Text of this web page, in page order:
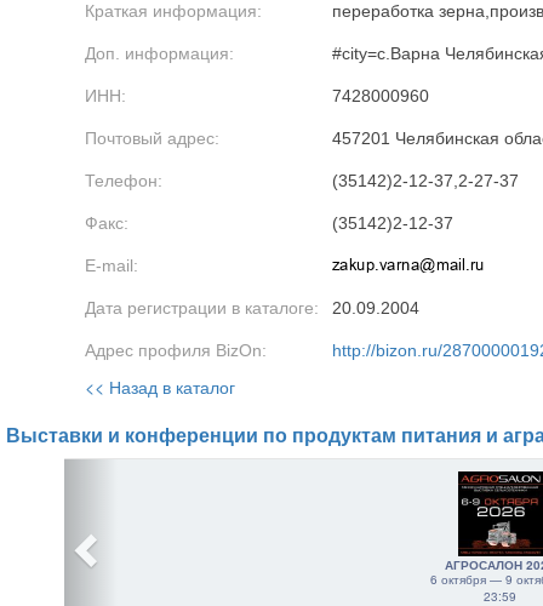
Краткая информация: переработка
Доп. информация: #city=с.Варна
ИНН: 7428000960
Почтовый адрес: 457201 Челябинская
Телефон: (35142)2-12-37,2-27-37
Факс: (35142)2-12-37
E-mail:
Дата регистрации в каталоге: 20.09.2004
Адрес профиля BizOn: http://bizon.ru/
<< Назад в каталог
Выставки и конференции по продуктам питания и
АГРОСАЛОН
6 октября — 9
23:59